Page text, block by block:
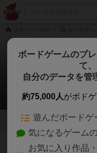
カ
5 4
254名 0名 0
ボードゲームのプ
て、
自分のデータを管
約75,000人がボド
遊んだボードゲ
気になるゲーム
お気に入り作品